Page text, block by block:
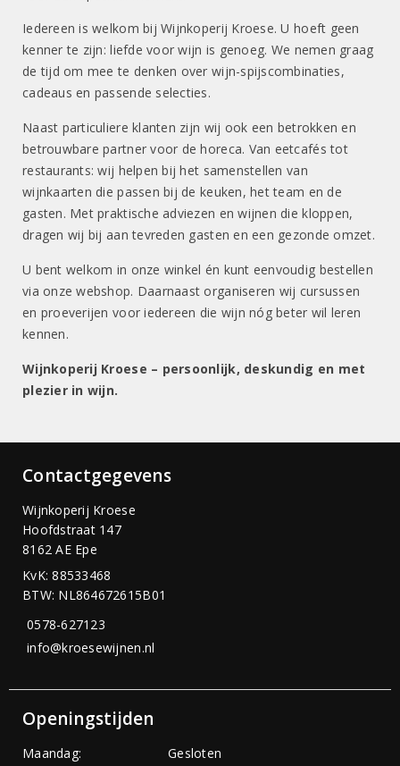
Iedereen is welkom bij Wijnkoperij Kroese. U hoeft geen
kenner te zijn: liefde voor wijn is genoeg. We nemen graag
de tijd om mee te denken over wijn-spijscombinaties,
cadeaus en passende selecties.
Naast particuliere klanten zijn wij ook een betrokken en
betrouwbare partner voor de horeca. Van eetcafés tot
restaurants: wij helpen bij het samenstellen van
wijnkaarten die passen bij de keuken, het team en de
gasten. Met praktische adviezen en wijnen die kloppen,
dragen wij bij aan tevreden gasten en een gezonde omzet.
U bent welkom in onze winkel én kunt eenvoudig bestellen
via onze webshop. Daarnaast organiseren wij cursussen
en proeverijen voor iedereen die wijn nóg beter wil leren
kennen.
Wijnkoperij Kroese – persoonlijk, deskundig en met
plezier in wijn.
Contactgegevens
Wijnkoperij Kroese
Hoofdstraat 147
8162 AE Epe
KvK: 88533468
BTW: NL864672615B01
0578-627123
info@kroesewijnen.nl
Openingstijden
Maandag:
Gesloten